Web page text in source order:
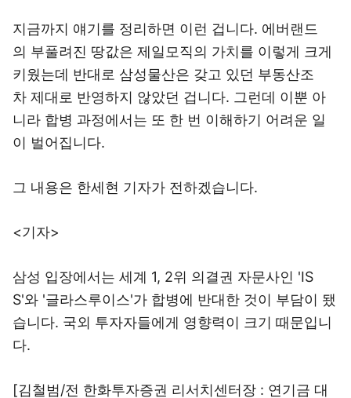
지금까지 얘기를 정리하면 이런 겁니다. 에버랜드
의 부풀려진 땅값은 제일모직의 가치를 이렇게 크게
키웠는데 반대로 삼성물산은 갖고 있던 부동산조
차 제대로 반영하지 않았던 겁니다. 그런데 이뿐 아
니라 합병 과정에서는 또 한 번 이해하기 어려운 일
이 벌어집니다.
그 내용은 한세현 기자가 전하겠습니다.
<기자>
삼성 입장에서는 세계 1, 2위 의결권 자문사인 'IS
S'와 '글라스루이스'가 합병에 반대한 것이 부담이 됐
습니다. 국외 투자자들에게 영향력이 크기 때문입니
다.
[김철범/전 한화투자증권 리서치센터장 : 연기금 대